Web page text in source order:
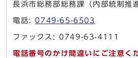
長浜市総務部総務課（内部統制推
電話:0749-65-6503
ファックス: 0749-63-4111
電話番号のかけ間違いにご注意く